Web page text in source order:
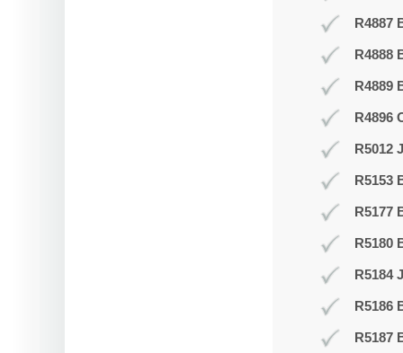
R4887
R4888
R4889
R4896
R5012
R5153
R5177
R5180
R5184
R5186
R5187